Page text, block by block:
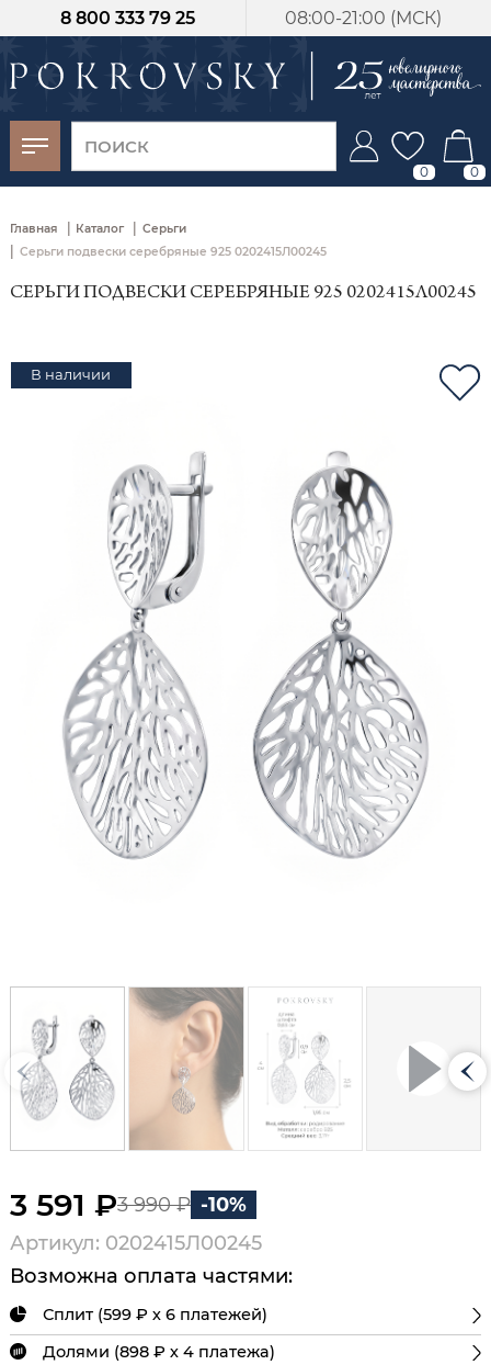
08:00-21:00 (МСК)
8 800 333 79 25
0 0
Главная | Каталог | Серьги
| Серьги подвески серебряные 925 0202415Л00245
СЕРЬГИ ПОДВЕСКИ СЕРЕБРЯНЫЕ 925 0202415Л00245
В наличии
3 591 ₽3 990 ₽ -10%
Артикул: 0202415Л00245
Возможна оплата частями:
Сплит (599 ₽ х 6 платежей)
Долями (898 ₽ х 4 платежа)
-30%
от 15 дней с
момента оплаты